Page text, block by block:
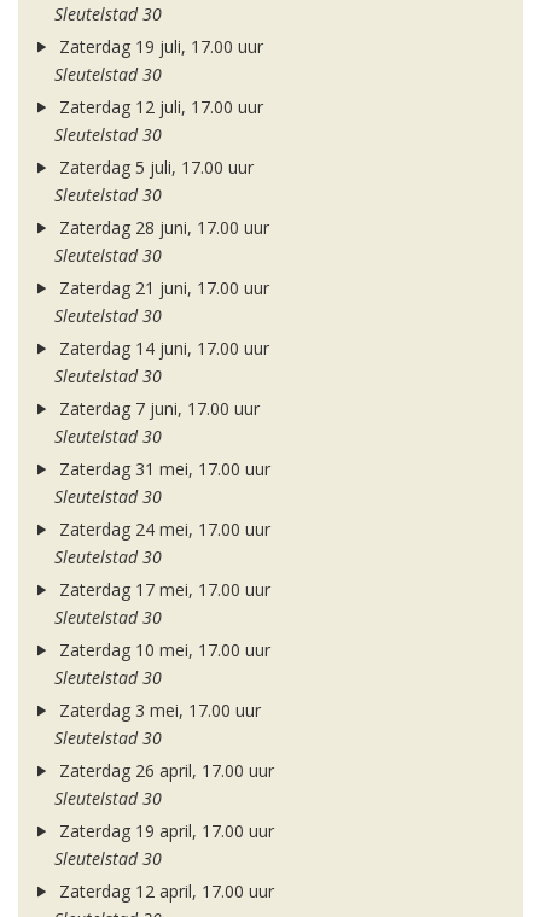
Sleutelstad 30
Zaterdag 19 juli, 17.00 uur
Sleutelstad 30
Zaterdag 12 juli, 17.00 uur
Sleutelstad 30
Zaterdag 5 juli, 17.00 uur
Sleutelstad 30
Zaterdag 28 juni, 17.00 uur
Sleutelstad 30
Zaterdag 21 juni, 17.00 uur
Sleutelstad 30
Zaterdag 14 juni, 17.00 uur
Sleutelstad 30
Zaterdag 7 juni, 17.00 uur
Sleutelstad 30
Zaterdag 31 mei, 17.00 uur
Sleutelstad 30
Zaterdag 24 mei, 17.00 uur
Sleutelstad 30
Zaterdag 17 mei, 17.00 uur
Sleutelstad 30
Zaterdag 10 mei, 17.00 uur
Sleutelstad 30
Zaterdag 3 mei, 17.00 uur
Sleutelstad 30
Zaterdag 26 april, 17.00 uur
Sleutelstad 30
Zaterdag 19 april, 17.00 uur
Sleutelstad 30
Zaterdag 12 april, 17.00 uur